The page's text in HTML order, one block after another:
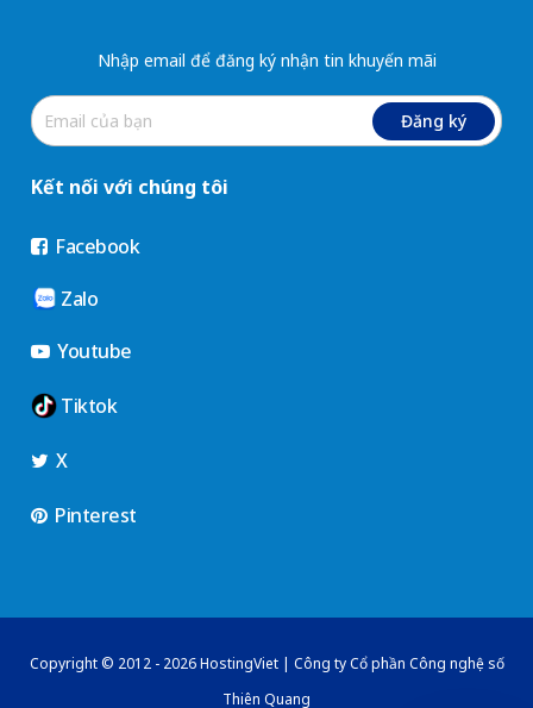
Nhập email để đăng ký nhận tin khuyến mãi
Đăng ký
Kết nối với chúng tôi
Facebook
Zalo
Youtube
Tiktok
X
Pinterest
Copyright © 2012 - 2026 HostingViet | Công ty Cổ phần Công nghệ số
Thiên Quang